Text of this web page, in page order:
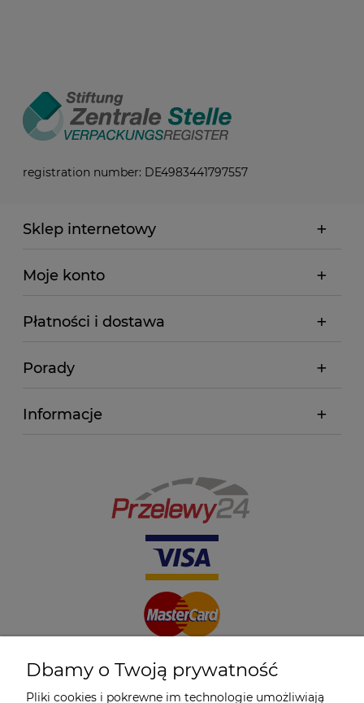
registration number: DE4983441797557
Sklep internetowy
Moje konto
Płatności i dostawa
Porady
Informacje
Dbamy o Twoją prywatność
Pliki cookies i pokrewne im technologie umożliwiają